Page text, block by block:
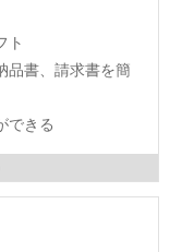
ト
品書、請求書を簡
できる